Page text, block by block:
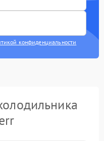
конфиденциальности